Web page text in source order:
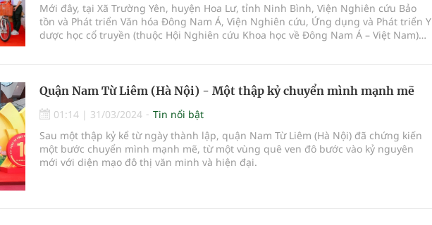
Mới đây, tại Xã Trường Yên, huyện Hoa Lư, tỉnh Ninh Bình, Viện Nghiên cứu Bảo
tồn và Phát triển Văn hóa Đông Nam Á, Viện Nghiên cứu, Ứng dụng và Phát triển Y
dược học cổ truyền (thuộc Hội Nghiên cứu Khoa học về Đông Nam Á – Việt Nam)
Quận Nam Từ Liêm (Hà Nội) - Một thập kỷ chuyển mình mạnh mẽ
01:14 | 31/03/2024
Tin nổi bật
Sau một thập kỷ kể từ ngày thành lập, quận Nam Từ Liêm (Hà Nội) đã chứng kiến
một bước chuyển mình mạnh mẽ, từ một vùng quê ven đô bước vào kỷ nguyên
mới với diện mạo đô thị văn minh và hiện đại.